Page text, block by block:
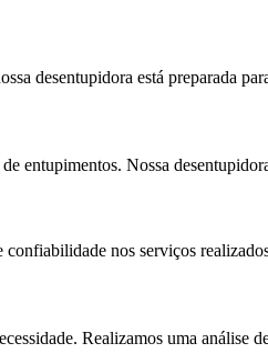
desentupidora está preparada
entupimentos. Nossa
confiabilidade nos serviços
Realizamos uma análise